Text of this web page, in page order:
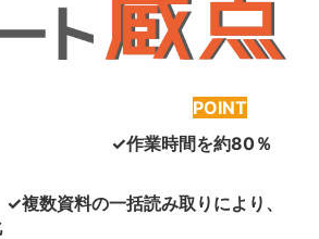
POINT
間を約80％
一括読み取りにより、